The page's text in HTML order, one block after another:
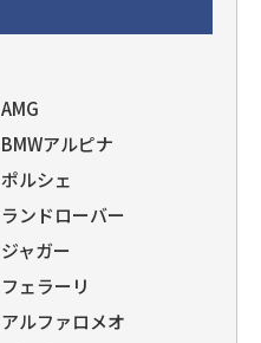
AMG
BMWアルピナ
ポルシェ
ランドローバー
ジャガー
フェラーリ
アルファロメオ